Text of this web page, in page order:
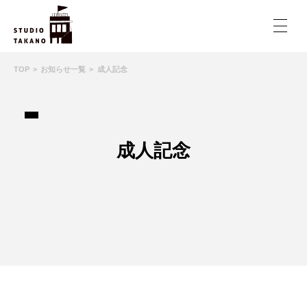
TOP お知らせ一覧 成人記念
成人記念